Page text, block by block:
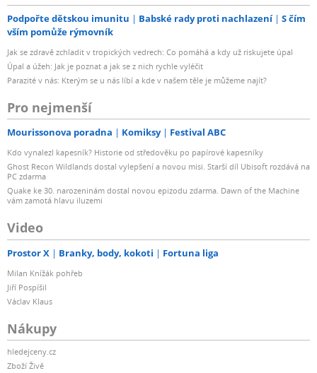
Podpořte dětskou imunitu Babské rady proti nachlazení
S čím
vším pomůže rýmovník
Jak se zdravě zchladit v tropických vedrech: Co pomáhá a kdy už riskujete úpal
Úpal a úžeh: Jak je poznat a jak se z nich rychle vyléčit
Parazité v nás: Kterým se u nás líbí a kde v našem těle je můžeme najít?
Pro nejmenší
Mourissonova poradna Komiksy Festival ABC
Kdo vynalezl kapesník? Historie od středověku po papírové kapesníky
Ghost Recon Wildlands dostal vylepšení a novou misi. Starší díl Ubisoft rozdává na
PC zdarma
Quake ke 30. narozeninám dostal novou epizodu zdarma. Dawn of the Machine
vám zamotá hlavu iluzemi
Video
Prostor X Branky, body, kokoti Fortuna liga
Milan Knížák pohřeb
Jiří Pospíšil
Václav Klaus
Nákupy
hledejceny.cz
Zboží Živě